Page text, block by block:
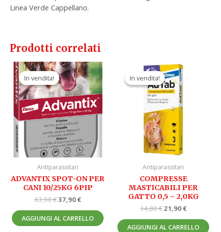
Linea Verde Cappellano.
Prodotti correlati
In vendita!
In vendita!
Antiparassitari
ADVANTIX SPOT-ON PER
CANI 10/25KG 6PIP
63,90€
Il
prezzo
originale
era:
63,90 €.
37,90€
Il
prezzo
attuale
è:
37,90 €.
AGGIUNGI AL CARRELLO
In vendita!
In vendita!
Antiparassitari
COMPRESSE
MASTICABILI PER
GATTO 0,5 – 2,0KG
34,80€
Il
prezzo
originale
era:
34,80 €.
21,90€
AGGIUNGI AL CARRELLO